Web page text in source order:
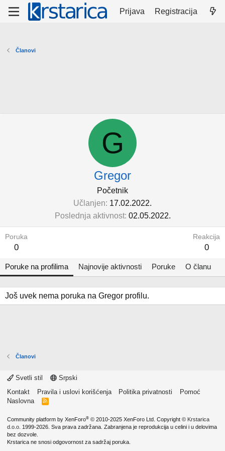
Prijava Registracija
Članovi
G
Gregor
Početnik
Učlanjen 17.02.2022.
Poslednja aktivnost 02.05.2022.
Poruka
0
Reakcija
0
Poruke na profilima Najnovije aktivnosti Poruke O članu
Još uvek nema poruka na Gregor profilu.
Članovi
Svetli stil
Srpski
Kontakt
Pravila i uslovi korišćenja Politika privatnosti
Pomoć
Naslovna
R
Community platform by XenForo® © 2010-2025 XenForo Ltd. Copyright © Krstarica
d.o.o. 1999-2026. Sva prava zadržana. Zabranjena je reprodukcija u celini i u delovima
bez dozvole.
Krstarica ne snosi odgovornost za sadržaj poruka.